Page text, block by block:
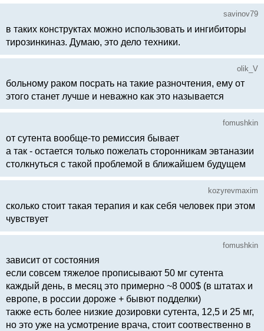
savinov79
в таких конструктах можно использовать и ингибиторы
тирозинкиназ. Думаю, это дело техники.
olik_V
больному раком посрать на такие разночтения, ему от
этого станет лучше и неважно как это называется
fomushkin
от сутента вообще-то ремиссия бывает
а так - остается только пожелать сторонникам эвтаназии
столкнуться с такой проблемой в ближайшем будущем
kozyrevmaxim
сколько стоит такая терапия и как себя человек при этом
чувствует
fomushkin
зависит от состояния
если совсем тяжелое прописывают 50 мг сутента
каждый день, в месяц это примерно ~8 000$ (в штатах и
европе, в россии дороже + бывют подделки)
также есть более низкие дозировки сутента, 12,5 и 25 мг,
но это уже на усмотрение врача, стоит соотвественно в